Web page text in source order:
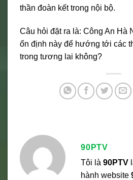
thần đoàn kết trong nội bộ.
Câu hỏi đặt ra là: Công An Hà
ổn định này để hướng tới các
trong tương lai không?
90PTV
Tôi là 90PTV
hành website